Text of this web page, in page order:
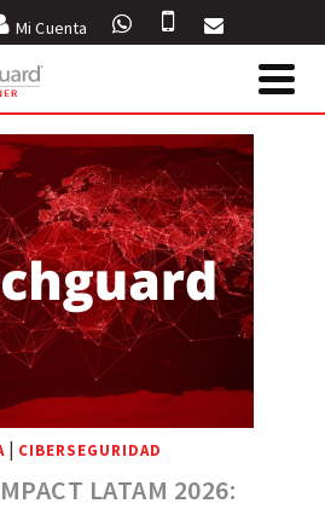
Mi Cuenta
| CIBERSEGURIDAD
LATAM 2026: